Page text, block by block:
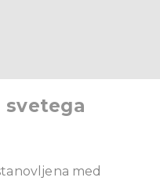
svetega
med